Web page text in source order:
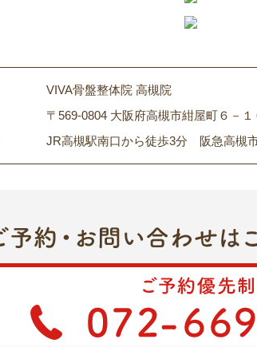
VIVA骨盤整体院 高槻院
〒569-0804 大阪府高槻市紺屋町６－１
JR高槻駅南口から徒歩3分 阪急高槻